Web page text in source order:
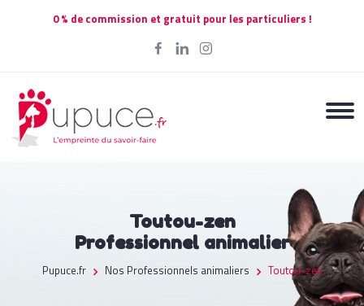
0 % de commission et gratuit pour les particuliers !
Toutou-zen
Professionnel animalier
Pupuce.fr Nos Professionnels animaliers Toutou-zen